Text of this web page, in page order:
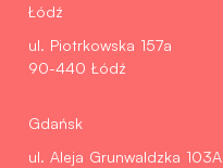
Łódź
ul. Piotrkowska 157a
90-440 Łódź
Gdańsk
ul. Aleja Grunwaldzka 103A